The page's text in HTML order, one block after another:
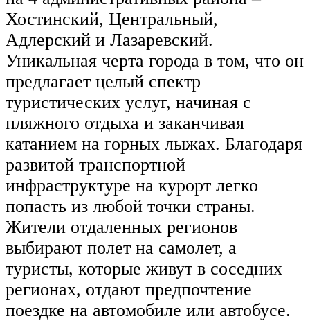
Хостинский, Центральный,
Адлерский и Лазаревский.
Уникальная черта города в том, что он
предлагает целый спектр
туристических услуг, начиная с
пляжного отдыха и заканчивая
катанием на горных лыжах. Благодаря
развитой транспортной
инфраструктуре на курорт легко
попасть из любой точки страны.
Жители отдаленных регионов
выбирают полет на самолет, а
туристы, которые живут в соседних
регионах, отдают предпочтение
поездке на автомобиле или автобусе.